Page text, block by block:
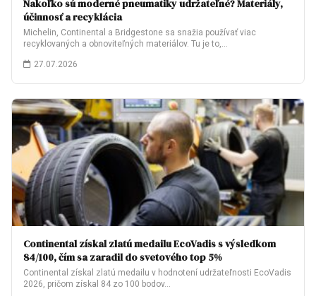
Nakoľko sú moderné pneumatiky udržateľné? Materiály,
účinnosť a recyklácia
Michelin, Continental a Bridgestone sa snažia používať viac
recyklovaných a obnoviteľných materiálov. Tu je to,…
27.07.2026
Continental získal zlatú medailu EcoVadis s výsledkom
84/100, čím sa zaradil do svetového top 5%
Continental získal zlatú medailu v hodnotení udržateľnosti EcoVadis
2026, pričom získal 84 zo 100 bodov…